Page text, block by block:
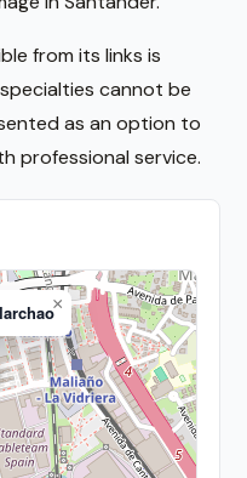
from its links is
cannot be
as an option to
professional service.
×